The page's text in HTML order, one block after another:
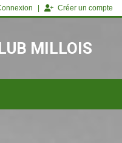
Créer un compte
MILLOIS